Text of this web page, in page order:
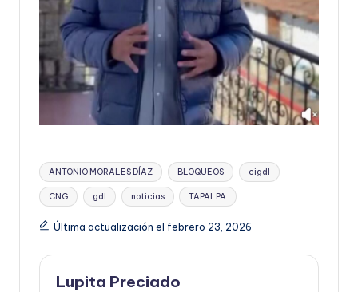
Etiquetas:
ANTONIO MORALES DÍAZ BLOQUEOS cigdl
CNG gdl noticias TAPALPA
Última actualización el febrero 23, 2026
Lupita Preciado